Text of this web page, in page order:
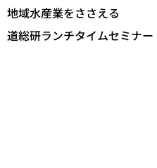
地域水産業をささえる
道総研ランチタイムセミナー